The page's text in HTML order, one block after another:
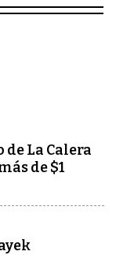
de La Calera
de $1